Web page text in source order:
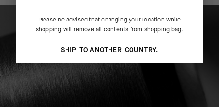
Please be advised that changing your location while
shopping will remove all contents from shopping bag.
SHIP TO ANOTHER COUNTRY.